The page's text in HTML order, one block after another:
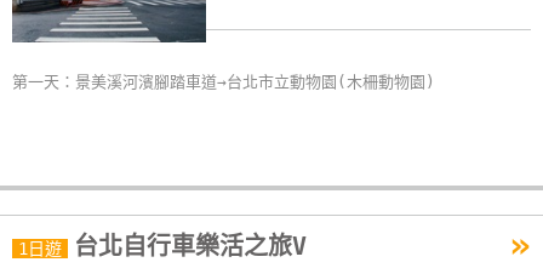
提
案
合
作
第一天：景美溪河濱腳踏車道→台北市立動物園(木柵動物園)
1日遊 台北自行車樂活之旅V »